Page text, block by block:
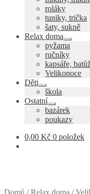
child
menu
roláky
tuniky, trička
šaty, sukně
Relax doma
Expand
child
menu
pyžama
ručníky
kapsáře,
Velikonoce
Děti
Expand
child
menu
škola
Ostatní
Expand
child
menu
bazárek
poukazy
0,00 Kč 0 položek
Domů /Relax doma /